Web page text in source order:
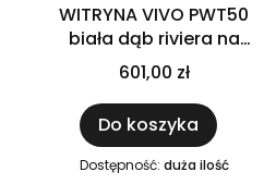
WITRYNA VIVO PWT50
biała dąb riviera na
drewnianych nóżkach
do salonu pokoju 50 x
197 x 40 cm
601,00 zł
Do koszyka
Dostępność: duża ilość